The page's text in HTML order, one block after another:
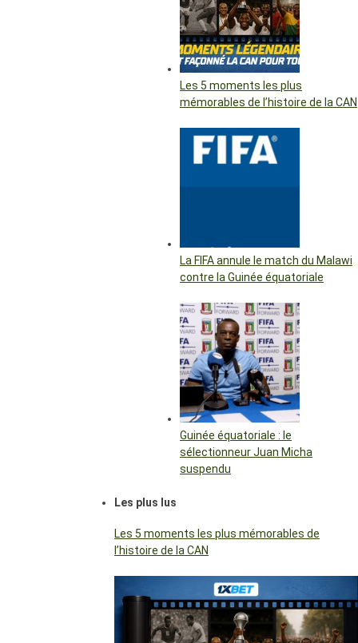
Les 5 moments les plus
mémorables de l’histoire de la CAN
La FIFA annule le match du Malawi
contre la Guinée équatoriale
Guinée équatoriale : le
sélectionneur Juan Micha
suspendu
Les plus lus
Les 5 moments les plus mémorables de
l’histoire de la CAN